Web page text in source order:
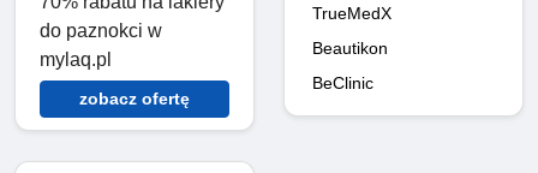
do paznokci w
mylaq.pl
zobacz ofertę
TrueMedX
Beautikon
BeClinic